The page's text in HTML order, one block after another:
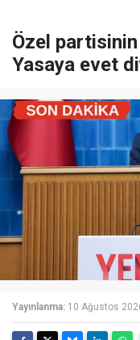
Özel partisinin
Yasaya evet
Yayınlanma: 10 Ağustos